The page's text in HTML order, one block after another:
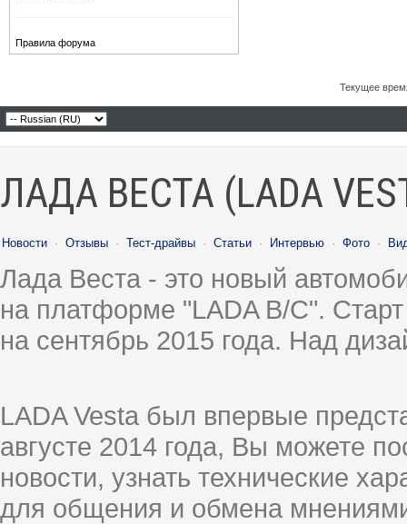
Правила форума
Текущее
ЛАДА ВЕСТА (LADA
Новости · Отзывы · Тест-драйвы · Статьи · Интервью · Фото ·
Лада Веста - это новый
на платформе "LADA B/C".
на сентябрь 2015 года. Над
LADA Vesta был впервые
августе 2014 года, Вы можете
новости, узнать технические
для общения и обмена